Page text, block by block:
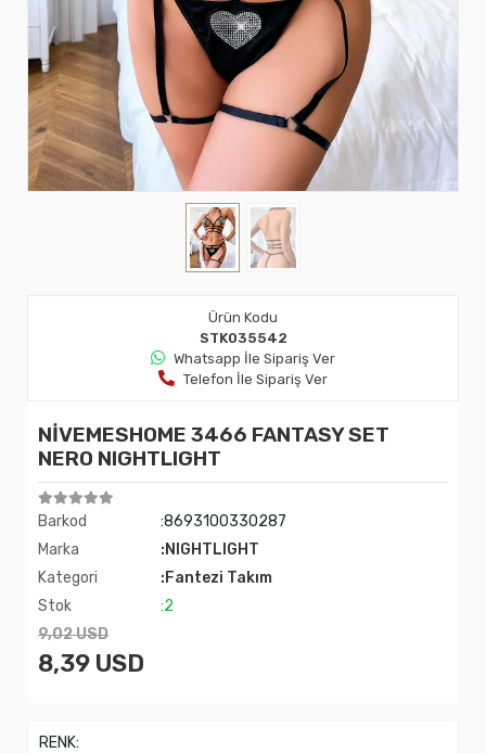
Ürün Kodu
STK035542
Whatsapp İle Sipariş Ver
Telefon İle Sipariş Ver
NİVEMESHOME 3466 FANTASY SET
NERO NIGHTLIGHT
Barkod
:8693100330287
Marka
:NIGHTLIGHT
Kategori
:Fantezi Takım
Stok
:2
9,02 USD
8,39 USD
RENK: